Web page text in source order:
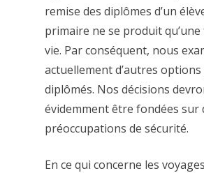
remise des diplômes d’un
primaire ne se produit qu’une
vie. Par conséquent, nous
actuellement d’autres
diplômés. Nos décisions
évidemment être fondées sur
préoccupations de sécurité.
En ce qui concerne les